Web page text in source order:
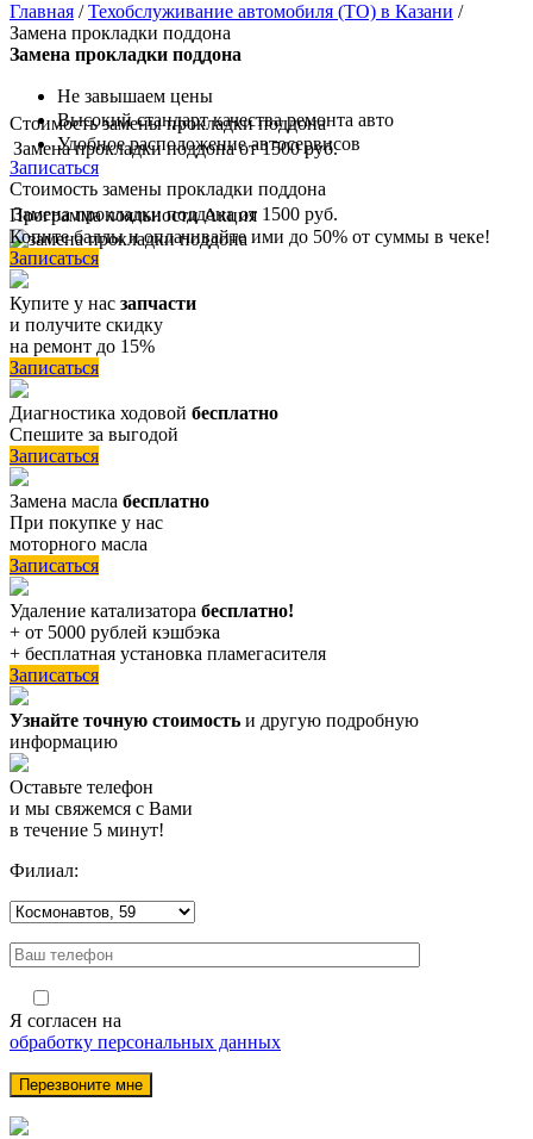
Главная /Техобслуживание автомобиля (ТО) в Казани /
Замена прокладки поддона
Замена прокладки поддона
Не завышаем цены
Высокий стандарт качества ремонта авто
Удобное расположение автосервисов
Записаться
Стоимость замены прокладки поддона
Замена прокладки поддона от 1500 руб.
Стоимость замены прокладки поддона
Замена прокладки поддона от 1500 руб.
ПрограммалояльностиАкция
Копите баллы и оплачивайте ими до 50% от суммы в чеке!
Записаться
Купите у нас запчасти
и получите скидку
на ремонт до 15%
Записаться
Диагностика ходовой бесплатно
Спешите за выгодой
Записаться
Замена масла бесплатно
При покупке у нас
моторного масла
Записаться
Удаление катализатора бесплатно!
+ от 5000 рублей кэшбэка
+ бесплатная установка пламегасителя
Записаться
Узнайте точную стоимость и другую подробную
информацию
Оставьте телефон
и мы свяжемся с Вами
в течение 5 минут!
Филиал:
Я согласен на
обработку персональных данных